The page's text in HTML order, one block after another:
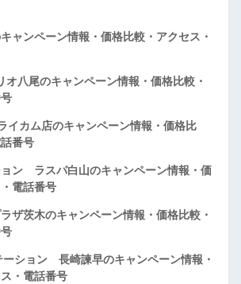
ャンペーン情報・価格比較・アクセス・
八尾のキャンペーン情報・価格比較・
カム店のキャンペーン情報・価格比
番号
ン ラスパ白山のキャンペーン情報・価
電話番号
ザ茨木のキャンペーン情報・価格比較・
ーション 長崎諫早のキャンペーン情報・
・電話番号